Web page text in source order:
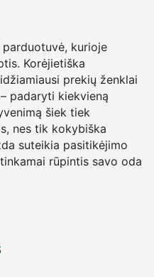
kurioje
Korėjietiška
prekių ženklai
padaryti kiekvieną
šiek tiek
nes tik kokybiška
suteikia pasitikėjimo
rūpintis savo oda